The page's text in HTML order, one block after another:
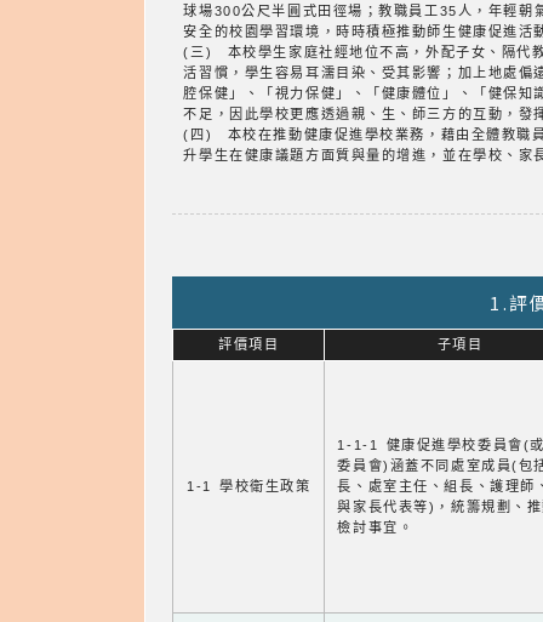
球場300公尺半圓式田徑場；教職員工35人，年輕朝
安全的校園學習環境，時時積極推動師生健康促進活
(三) 本校學生家庭社經地位不高，外配子女、隔代
活習慣，學生容易耳濡目染、受其影響；加上地處
腔保健」、「視力保健」、「健康體位」、「健保
不足，因此學校更應透過親、生、師三方的互動，
(四) 本校在推動健康促進學校業務，藉由全體教職
升學生在健康議題方面質與量的增進，並在學校、
1.評
評價項目 子項目
1-1 學校衛生政策
1-1-1 健康促進學校委員會(
委員會)涵蓋不同處室成員(包
長、處室主任、組長、護理師
與家長代表等)，統籌規劃、
檢討事宜。